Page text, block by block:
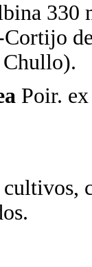
Poir.